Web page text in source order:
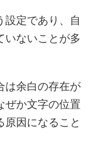
設定であり、自
いないことが多
は余白の存在が
ぜか文字の位置
原因になること